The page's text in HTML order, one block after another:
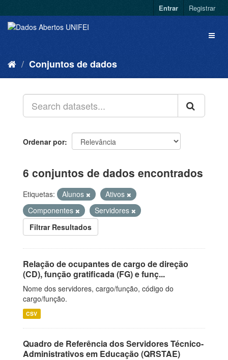
Entrar Registrar
Conjuntos de dados
Ordenar por
6 conjuntos de dados encontrados
Etiquetas: Alunos
Ativos
Componentes
Servidores
Filtrar Resultados
Relação de ocupantes de cargo de direção
(CD), função gratificada (FG) e funç...
Nome dos servidores, cargo/função, código do
cargo/função.
CSV
Quadro de Referência dos Servidores Técnico-
Administrativos em Educação (QRSTAE)